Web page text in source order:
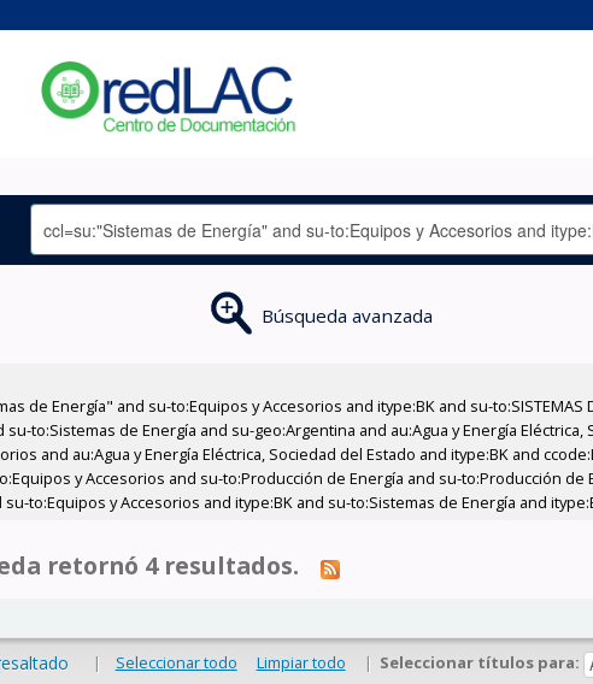
Búsqueda avanzada
de Energía" and su-to:Equipos y Accesorios and itype:BK and su-to:SISTEMAS
to:Sistemas de Energía and su-geo:Argentina and au:Agua y Energía Eléctrica,
and au:Agua y Energía Eléctrica, Sociedad del Estado and itype:BK and
y Accesorios and su-to:Producción de Energía and su-to:Producción de
to:Equipos y Accesorios and itype:BK and su-to:Sistemas de Energía and
retornó 4 resultados.
| Seleccionar todo Limpiar todo | Seleccionar títulos para: